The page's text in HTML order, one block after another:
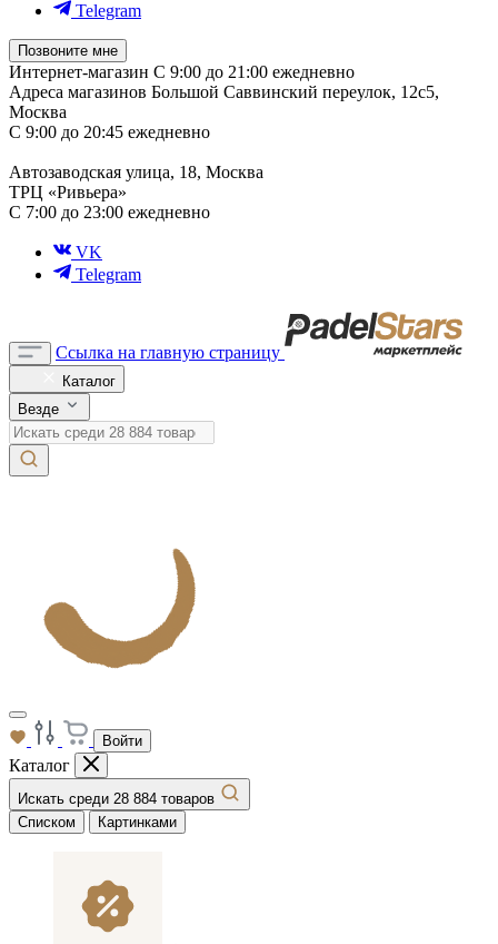
Telegram
Позвоните мне
Интернет-магазин С 9:00 до 21:00 ежедневно
Адреса магазинов Большой Саввинский переулок, 12с5,
Москва
С 9:00 до 20:45 ежедневно
Автозаводская улица, 18, Москва
ТРЦ «Ривьера»
С 7:00 до 23:00 ежедневно
VK
Telegram
Ссылка на главную страницу
Каталог
Везде
Войти
Каталог
Искать среди 28 884 товаров
Списком
Картинками